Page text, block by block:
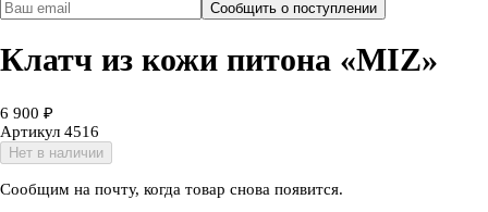
Сообщить о поступлении
Клатч из кожи питона «MIZ»
6 900 ₽
Артикул 4516
Нет в наличии
Сообщим на почту, когда товар снова появится.